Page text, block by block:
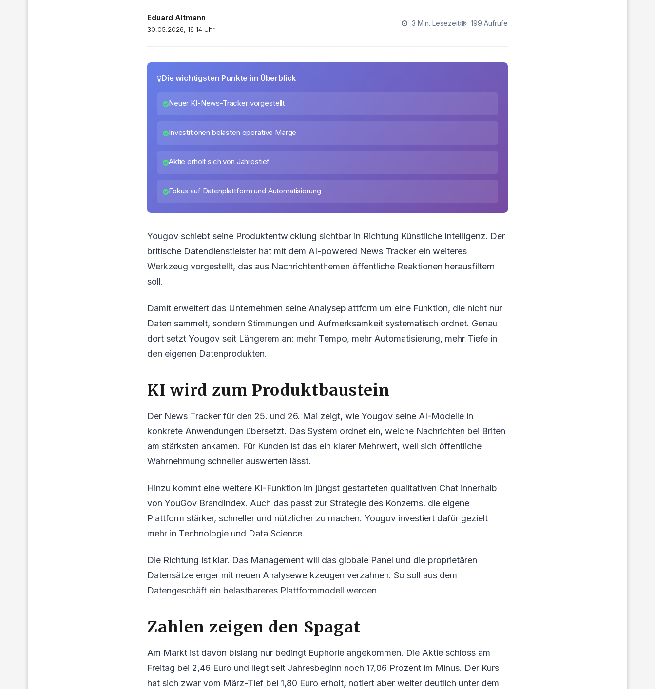
Eduard Altmann
30.05.2026, 19:14 Uhr
3 Min. Lesezeit 199 Aufrufe
Die wichtigsten Punkte im Überblick
Neuer KI-News-Tracker vorgestellt
Investitionen belasten operative Marge
Aktie erholt sich von Jahrestief
Fokus auf Datenplattform und Automatisierung
Yougov schiebt seine Produktentwicklung sichtbar in Richtung Künstliche Intelligenz. Der
britische Datendienstleister hat mit dem AI-powered News Tracker ein weiteres
Werkzeug vorgestellt, das aus Nachrichtenthemen öffentliche Reaktionen herausfiltern
soll.
Damit erweitert das Unternehmen seine Analyseplattform um eine Funktion, die nicht nur
Daten sammelt, sondern Stimmungen und Aufmerksamkeit systematisch ordnet. Genau
dort setzt Yougov seit Längerem an: mehr Tempo, mehr Automatisierung, mehr Tiefe in
den eigenen Datenprodukten.
KI wird zum Produktbaustein
Der News Tracker für den 25. und 26. Mai zeigt, wie Yougov seine AI-Modelle in
konkrete Anwendungen übersetzt. Das System ordnet ein, welche Nachrichten bei Briten
am stärksten ankamen. Für Kunden ist das ein klarer Mehrwert, weil sich öffentliche
Wahrnehmung schneller auswerten lässt.
Hinzu kommt eine weitere KI-Funktion im jüngst gestarteten qualitativen Chat innerhalb
von YouGov BrandIndex. Auch das passt zur Strategie des Konzerns, die eigene
Plattform stärker, schneller und nützlicher zu machen. Yougov investiert dafür gezielt
mehr in Technologie und Data Science.
Die Richtung ist klar. Das Management will das globale Panel und die proprietären
Datensätze enger mit neuen Analysewerkzeugen verzahnen. So soll aus dem
Datengeschäft ein belastbareres Plattformmodell werden.
Zahlen zeigen den Spagat
Am Markt ist davon bislang nur bedingt Euphorie angekommen. Die Aktie schloss am
Freitag bei 2,46 Euro und liegt seit Jahresbeginn noch 17,06 Prozent im Minus. Der Kurs
hat sich zwar vom März-Tief bei 1,80 Euro erholt, notiert aber weiter deutlich unter dem